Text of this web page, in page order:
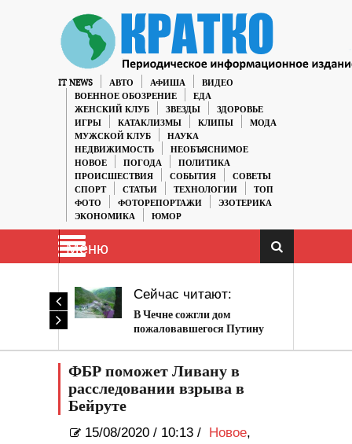
IT NEWS АВТО АФИША
ВИДЕО
ВОЕННОЕ ОБОЗРЕНИЕ
ЕДА
ЖЕНСКИЙ КЛУБ
ЗВЕЗДЫ
ЗДОРОВЬЕ
ИГРЫ
КАТАКЛИЗМЫ КЛИПЫ
МОДА
МУЖСКОЙ КЛУБ
НАУКА
НЕДВИЖИМОСТЬ
НЕОБЪЯСНИМОЕ
НОВОЕ
ПОГОДА
ПОЛИТИКА
ПРОИСШЕСТВИЯ
СОБЫТИЯ
СОВЕТЫ
СПОРТ
СТАТЬИ ТЕХНОЛОГИИ
ТОП
ФОТО
ФОТОРЕПОРТАЖИ
ЭЗОТЕРИКА
ЭКОНОМИКА
ЮМОР
Меню
Сейчас читают:
В Чечне сожгли дом
пожаловавшегося Путину
ФБР поможет Ливану в
расследовании взрыва в
Бейруте
15/08/2020 / 10:13 / Новое,